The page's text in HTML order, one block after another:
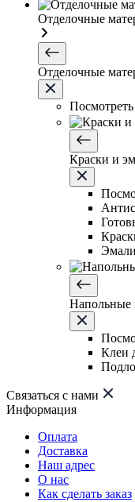
Отделочные
Отделочные
Краски и
Эмали
Напольные
Клеи
Связаться с нами
Информация
Оплата
Доставка
Наш адрес
О нас
Как сделать заказ